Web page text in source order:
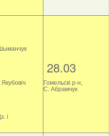
і
28.03
Гомельскі р-н,
С. Абрамчук